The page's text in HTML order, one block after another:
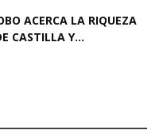
ACERCA LA RIQUEZA
CASTILLA Y...